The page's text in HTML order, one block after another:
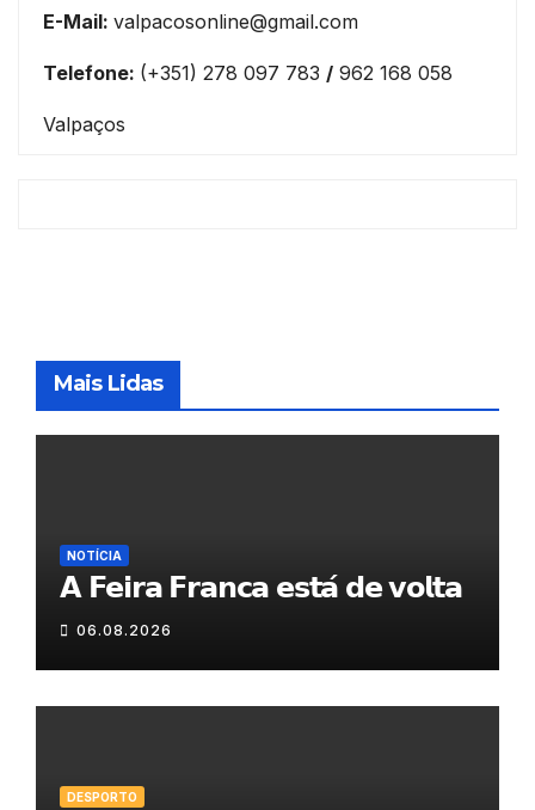
E-Mail: valpacosonline@gmail.com
Telefone: (+351) 278 097 783 / 962 168 058
Valpaços
Mais Lidas
NOTÍCIA
𝗔 𝗙𝗲𝗶𝗿𝗮 𝗙𝗿𝗮𝗻𝗰𝗮 𝗲𝘀𝘁𝗮́ 𝗱𝗲 𝘃𝗼𝗹𝘁𝗮
06.08.2026
DESPORTO